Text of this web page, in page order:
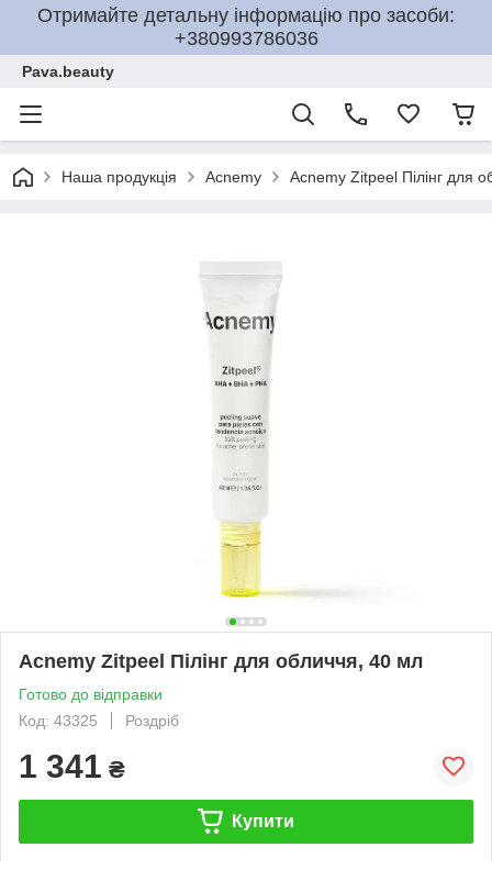
Отримайте детальну інформацію про засоби:
+380993786036
Pava.beauty
Наша продукція Acnemy Acnemy Zitpeel Пілінг для
Acnemy Zitpeel Пілінг для обличчя, 40 мл
Готово до відправки
Код: 43325
Роздріб
1 341 ₴
Купити